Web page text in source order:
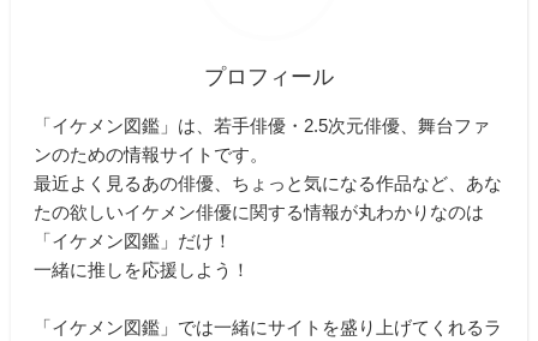
プロフィール
「イケメン図鑑」は、若手俳優・2.5次元俳優、舞台ファ
ンのための情報サイトです。
最近よく見るあの俳優、ちょっと気になる作品など、あな
たの欲しいイケメン俳優に関する情報が丸わかりなのは
「イケメン図鑑」だけ！
一緒に推しを応援しよう！
「イケメン図鑑」では一緒にサイトを盛り上げてくれるラ